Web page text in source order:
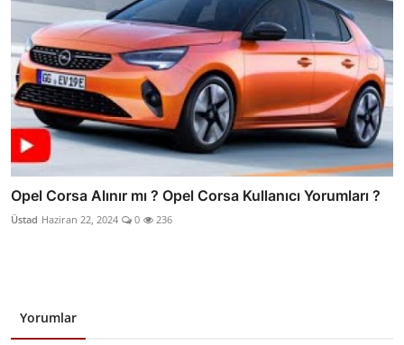
Opel Corsa Alınır mı ? Opel Corsa Kullanıcı Yorumları ?
Üstad Haziran 22, 2024 0 236
Yorumlar